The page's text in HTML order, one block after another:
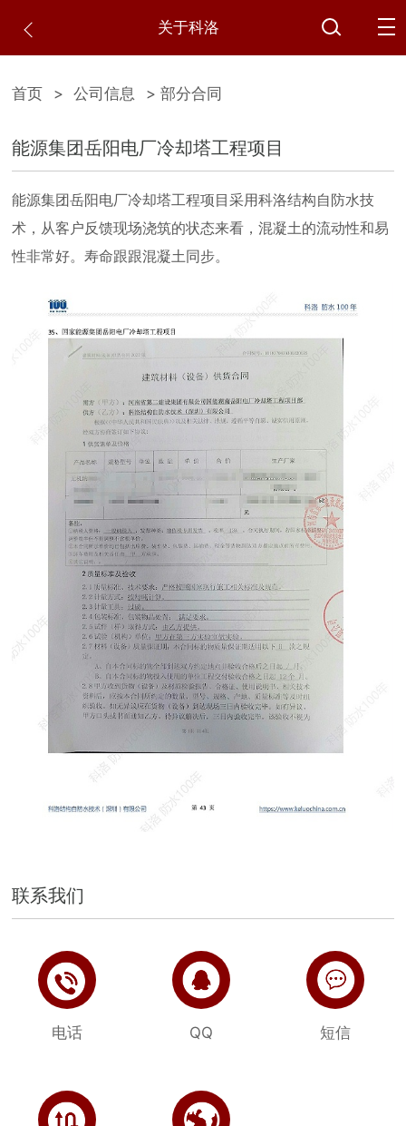
关于科洛
首页 > 公司信息 > 部分合同
能源集团岳阳电厂冷却塔工程项目
能源集团岳阳电厂冷却塔工程项目采用科洛结构自防水技
术，从客户反馈现场浇筑的状态来看，混凝土的流动性和易
性非常好。寿命跟跟混凝土同步。
联系我们
电话 QQ 短信